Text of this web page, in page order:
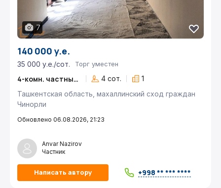
7
140 000 у.е.
35 000 у.е./сот. Торг уместен
4-комн. частный дом 4 сот.
1
Ташкентская область, махаллинский сход граждан
Чинорли
Обновлено 06.08.2026, 21:23
Anvar Nazirov
Частник
Написать автору +998 ** *** ****